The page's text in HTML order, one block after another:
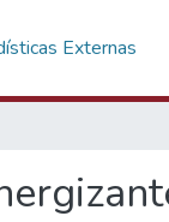
Externas